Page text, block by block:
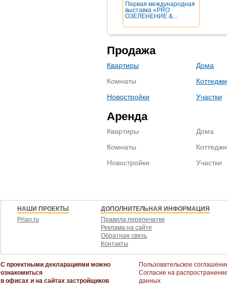
Первая международная
выставка «PRO
ОЗЕЛЕНЕНИЕ &...
Продажа
Квартиры
Комнаты
Новостройки
Дома
Коттеджи
Участки
Аренда
Квартиры
Комнаты
Новостройки
Дома
Коттеджи
Участки
НАШИ ПРОЕКТЫ
Prian.ru
ДОПОЛНИТЕЛЬНАЯ ИНФОРМАЦИЯ
Правила перепечатки
Реклама на сайте
Обратная связь
Контакты
С проектными декларациями можно
ознакомиться
в офисах и на сайтах застройщиков
Пользовательское
Согласие на
данных